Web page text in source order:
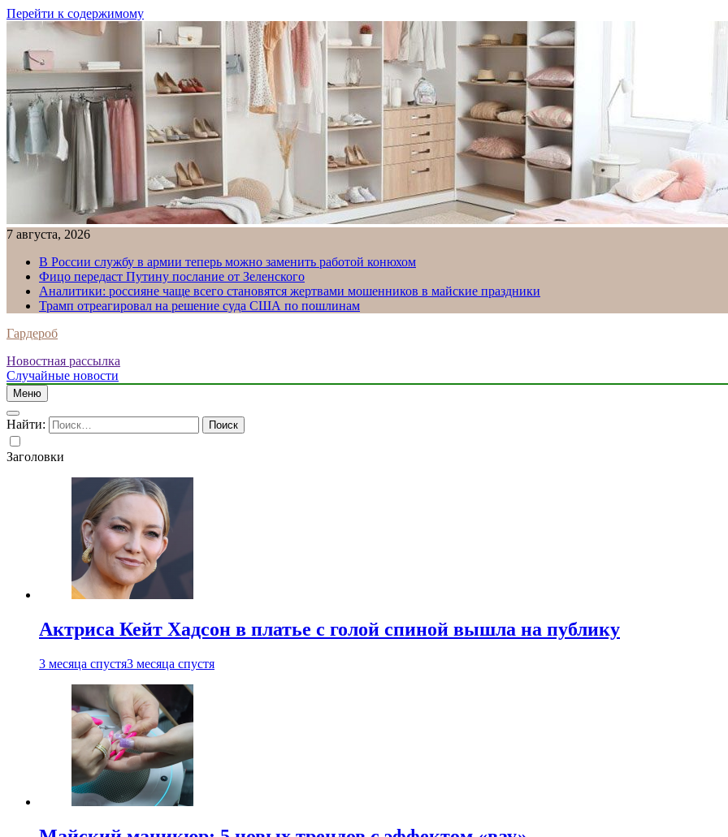
Перейти к содержимому
7 августа, 2026
В России службу в армии теперь можно заменить работой конюхом
Фицо передаст Путину послание от Зеленского
Аналитики: россияне чаще всего становятся жертвами мошенников в майские праздники
Трамп отреагировал на решение суда США по пошлинам
Гардероб
Новостная рассылка
Случайные новости
Меню
Найти:
Заголовки
Актриса Кейт Хадсон в платье с голой спиной вышла на публику
3 месяца спустя3 месяца спустя